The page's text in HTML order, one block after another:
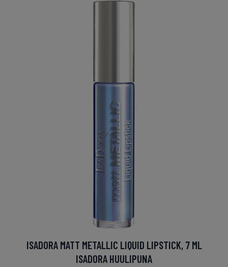
ISADORA MATT METALLIC LIQUID LIPSTICK, 7 ML
ISADORA HUULIPUNA